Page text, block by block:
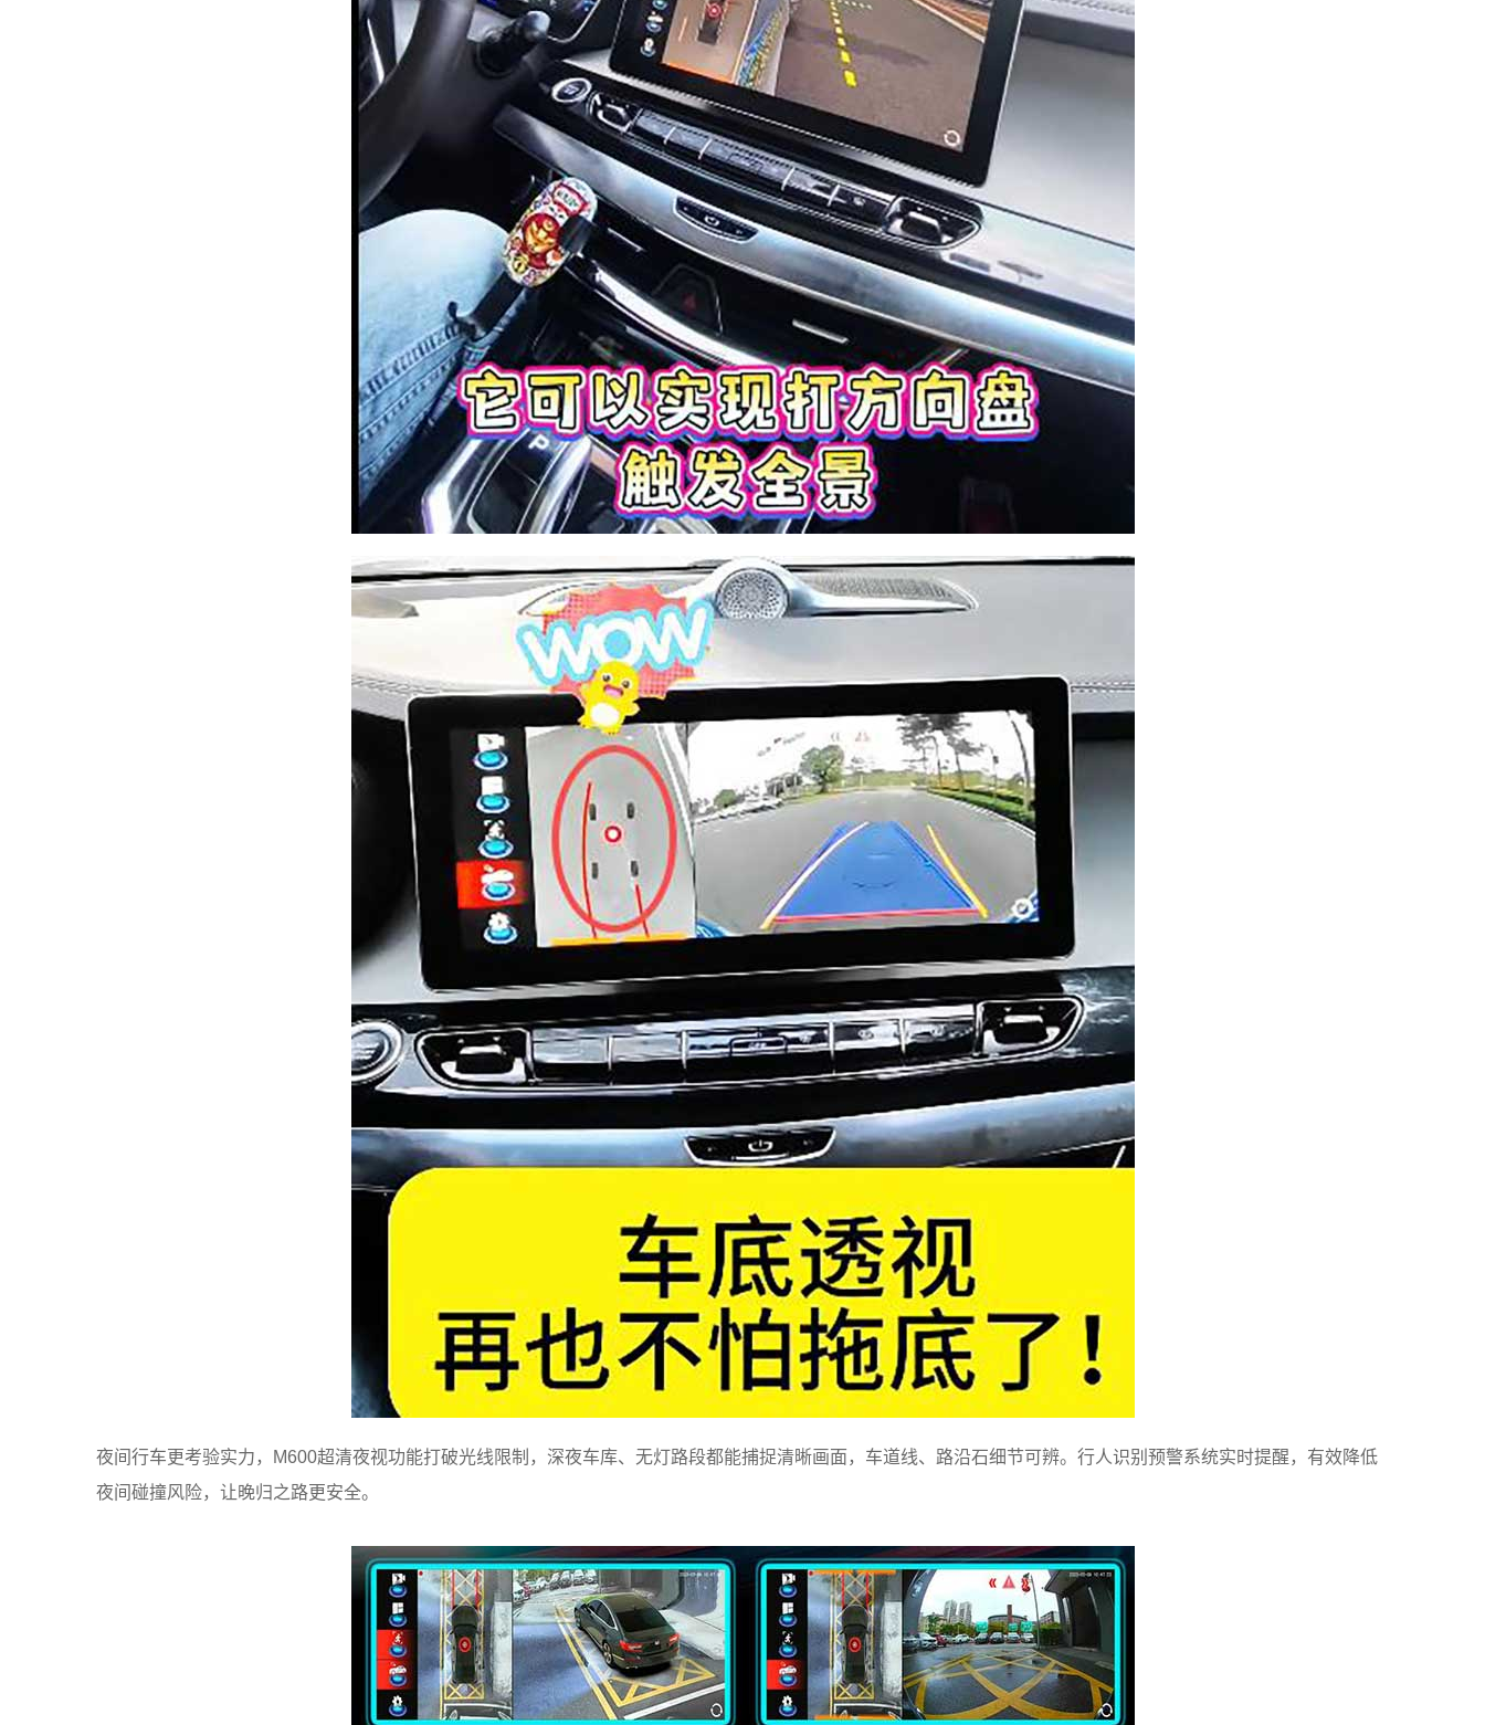
夜间行车更考验实力， M600超清夜视功能打破光线限制，深夜车库、无灯路段都能捕捉清晰画面，车道线、路沿石细节可辨。行人识别预警系统实时提醒，有效降低
夜间碰撞风险，让晚归之路更安全。